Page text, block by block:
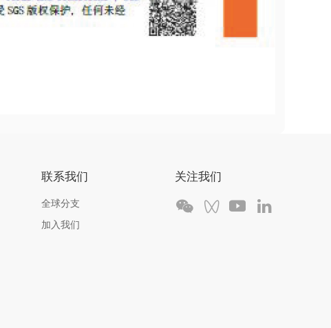
联系我们
全球分支
加入我们
关注我们